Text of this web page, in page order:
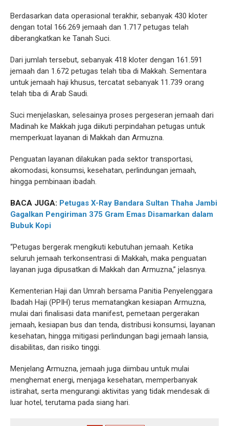
Berdasarkan data operasional terakhir, sebanyak 430 kloter
dengan total 166.269 jemaah dan 1.717 petugas telah
diberangkatkan ke Tanah Suci.
Dari jumlah tersebut, sebanyak 418 kloter dengan 161.591
jemaah dan 1.672 petugas telah tiba di Makkah. Sementara
untuk jemaah haji khusus, tercatat sebanyak 11.739 orang
telah tiba di Arab Saudi.
Suci menjelaskan, selesainya proses pergeseran jemaah dari
Madinah ke Makkah juga diikuti perpindahan petugas untuk
memperkuat layanan di Makkah dan Armuzna.
Penguatan layanan dilakukan pada sektor transportasi,
akomodasi, konsumsi, kesehatan, perlindungan jemaah,
hingga pembinaan ibadah.
BACA JUGA: Petugas X-Ray Bandara Sultan Thaha Jambi
Gagalkan Pengiriman 375 Gram Emas Disamarkan dalam
Bubuk Kopi
“Petugas bergerak mengikuti kebutuhan jemaah. Ketika
seluruh jemaah terkonsentrasi di Makkah, maka penguatan
layanan juga dipusatkan di Makkah dan Armuzna,” jelasnya.
Kementerian Haji dan Umrah bersama Panitia Penyelenggara
Ibadah Haji (PPIH) terus mematangkan kesiapan Armuzna,
mulai dari finalisasi data manifest, pemetaan pergerakan
jemaah, kesiapan bus dan tenda, distribusi konsumsi, layanan
kesehatan, hingga mitigasi perlindungan bagi jemaah lansia,
disabilitas, dan risiko tinggi.
Menjelang Armuzna, jemaah juga diimbau untuk mulai
menghemat energi, menjaga kesehatan, memperbanyak
istirahat, serta mengurangi aktivitas yang tidak mendesak di
luar hotel, terutama pada siang hari.